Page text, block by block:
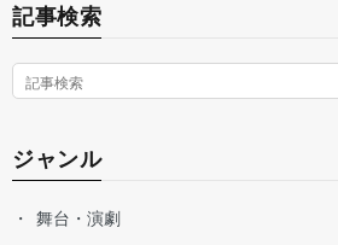
記事検索
ジャンル
舞台・演劇